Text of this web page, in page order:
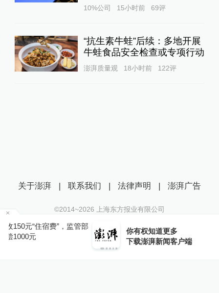
10%公司 15小时前 69评
“抗生素牛蛙”后续：多地开展
牛蛙食品安全检查或专项行动
澎湃质量观 18小时前 122评
你有权知道更多
下载澎湃新闻客户端
下载APP
部
关于澎湃 | 联系我们 | 法律声明 | 澎湃广告
©2014~2026 上海东方报业有限公司
沪ICP证：沪B2-20170116 | 沪ICP备14003370号
互联网新闻信息服务许可证：31120170006
沪公网安备 31010602000299号